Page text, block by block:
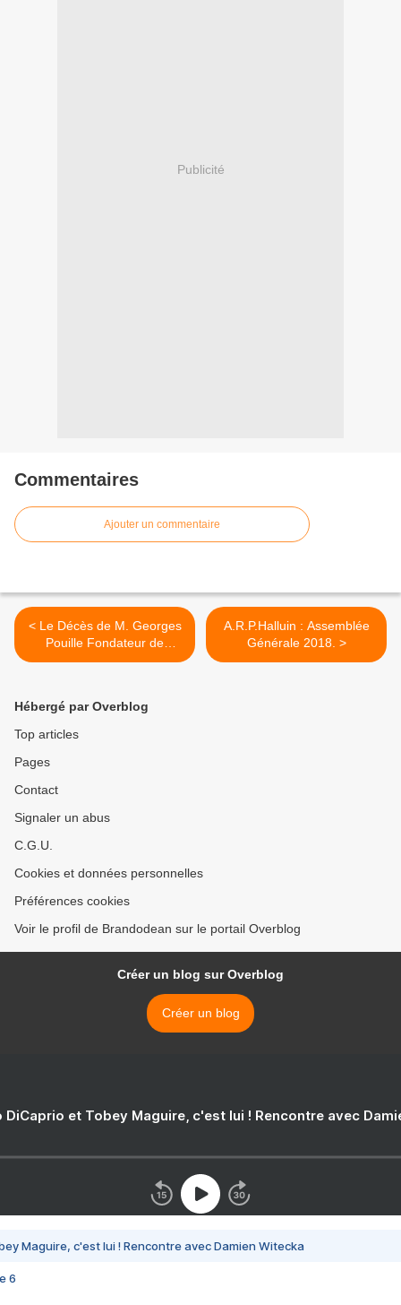
Publicité
Commentaires
Ajouter un commentaire
< Le Décès de M. Georges
Pouille Fondateur de
"Tissavel" (Avril 2018).
A.R.P.Halluin : Assemblée
Générale 2018. >
Hébergé par Overblog
Top articles
Pages
Contact
Signaler un abus
C.G.U.
Cookies et données personnelles
Préférences cookies
Voir le profil de Brandodean sur le portail Overblog
Créer un blog sur Overblog
Créer un blog
DiCaprio et Tobey Maguire, c'est lui ! Rencontre avec
Maguire, c'est lui ! Rencontre avec Damien Witecka
6